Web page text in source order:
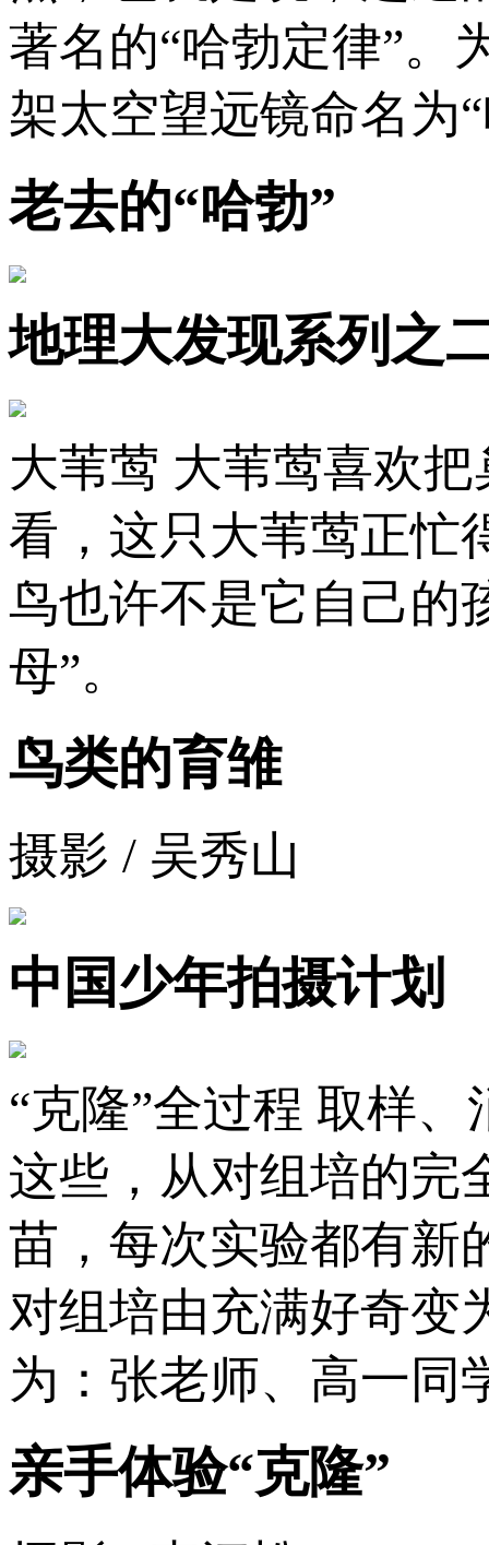
著名的“哈勃定律”。
架太空望远镜命名为
老去的“哈勃”
地理大发现系列之
大苇莺 大苇莺喜欢
看，这只大苇莺正忙
鸟也许不是它自己的
母”。
鸟类的育雏
摄影 / 吴秀山
中国少年拍摄计划
“克隆”全过程 取样
这些，从对组培的完
苗，每次实验都有新
对组培由充满好奇变
为：张老师、高一同
亲手体验“克隆”